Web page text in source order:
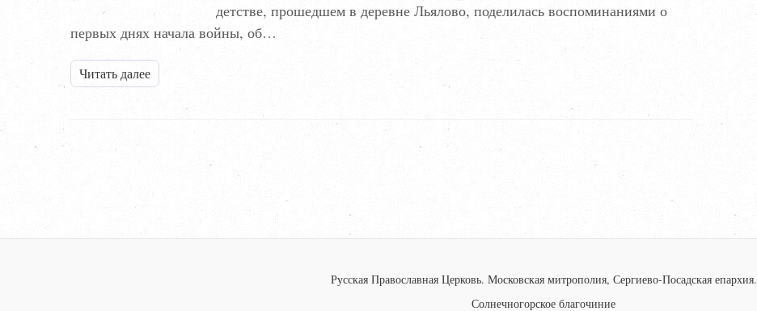
детстве, прошедшем в деревне Льялово, поделилась воспоминаниями о
первых днях начала войны, об…
Читать далее
Русская Православная Церковь. Московская митрополия, Сергиево-Посадская епархия.
Солнечногорское благочиние